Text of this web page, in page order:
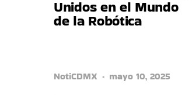
Unidos en el Mundo
de la Robótica
NotiCDMX mayo 10, 2025